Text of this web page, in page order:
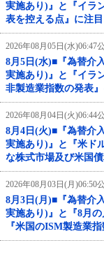
実施あり)』と『イラ
表を控える点』に注目
2026年08月05日(水)06:47
8月5日(水)■『為替介
実施あり)』と『イラ
非製造業指数の発表』
2026年08月04日(火)06:44
8月4日(火)■『為替介
実施あり)』と『米ド
な株式市場及び米国
2026年08月03日(月)06:50
8月3日(月)■『為替介
実施あり)』と『8月
『米国のISM製造業